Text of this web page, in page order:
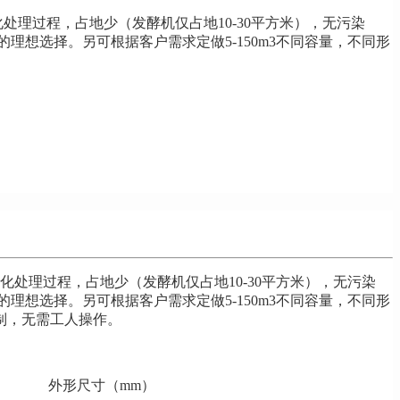
理过程，占地少（发酵机仅占地10-30平方米），无污染
想选择。另可根据客户需求定做5-150m3不同容量，不同形
理过程，占地少（发酵机仅占地10-30平方米），无污染
想选择。另可根据客户需求定做5-150m3不同容量，不同形
无需工人操作。
外形尺寸（mm）